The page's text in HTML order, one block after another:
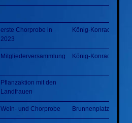
erste Chorprobe in
2023
König-Konrad-Halle
Mitgliederversammlung König-Konrad-Halle
Pflanzaktion mit den
Landfrauen
Wein- und Chorprobe Brunnenplatz